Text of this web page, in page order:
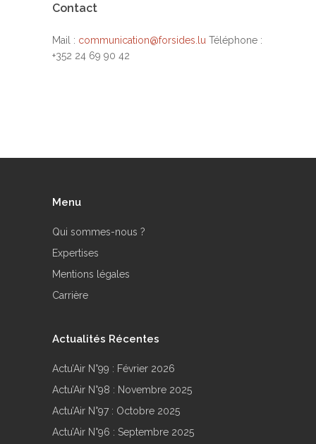
Contact
Mail : communication@forsides.lu Téléphone :
+352 24 69 90 42
Menu
Qui sommes-nous ?
Expertises
Mentions légales
Carrière
Actualités Récentes
Actu’Air N°99 : Février 2026
Actu’Air N°98 : Novembre 2025
Actu’Air N°97 : Octobre 2025
Actu’Air N°96 : Septembre 2025